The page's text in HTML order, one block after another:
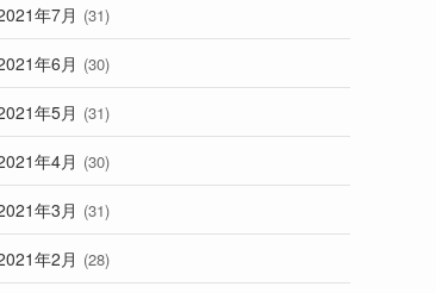
年7月 (31)
年6月 (30)
年5月 (31)
年4月 (30)
年3月 (31)
年2月 (28)